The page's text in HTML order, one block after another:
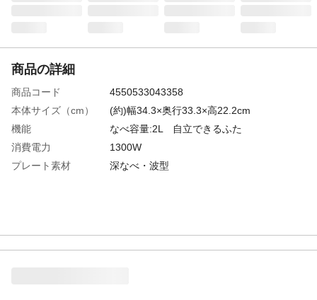
商品の詳細
商品コード
4550533043358
本体サイズ（cm）
(約)幅34.3×奥行33.3×高22.2cm
機能
なべ容量:2L 自立できるふた
消費電力
1300W
プレート素材
深なべ・波型